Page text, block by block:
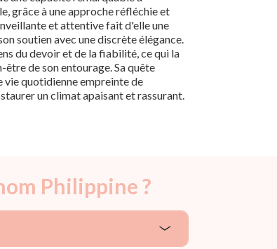
grâce à une approche réfléchie et
et attentive fait d'elle une
soutien avec une discrète élégance.
du devoir et de la fiabilité, ce qui la
de son entourage. Sa quête
vie quotidienne empreinte de
un climat apaisant et rassurant.
Philippine ?